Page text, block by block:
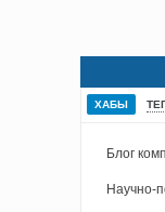
ХАБЫ
Блог
Научно-